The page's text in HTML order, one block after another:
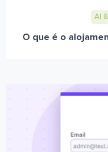
AI
O que é o